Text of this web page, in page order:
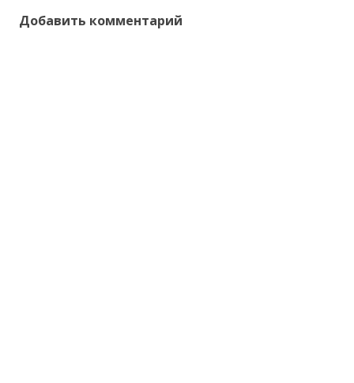
Добавить комментарий